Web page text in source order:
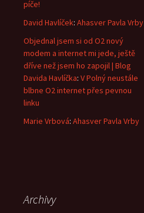
píče!
David Havlíček: Ahasver Pavla Vrby
Objednal jsem si od O2 nový
modem a internet mi jede, ještě
dříve než jsem ho zapojil | Blog
Davida Havlíčka: V Polný neustále
blbne O2 internet přes pevnou
linku
Marie Vrbová: Ahasver Pavla Vrby
Archivy